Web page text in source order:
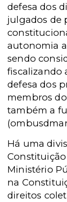
defesa dos
julgados de
autonomia
sendo
fiscalizando
defesa dos
membros
também a
Há uma
Ministério
na
direitos